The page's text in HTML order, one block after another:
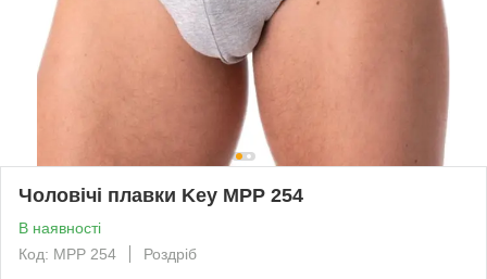
Чоловічі плавки Key MPP 254
В наявності
Код: MPP 254
Роздріб